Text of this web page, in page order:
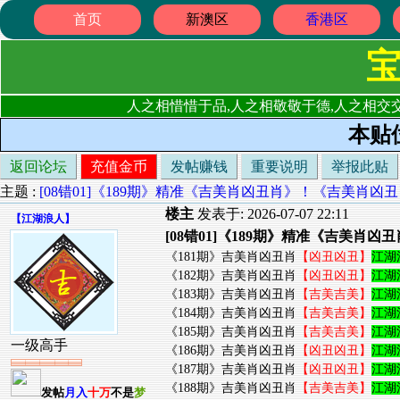
首页 新澳区 香港区
人之相惜惜于品,人之相敬敬于德,人之相
本贴
返回论坛 充值金币 发帖赚钱 重要说明
举报此贴
主题 : [08错01]《189期》精准《吉美肖凶丑肖》！《吉美肖凶
【江湖浪人】
一级高手
发帖月入十万不是梦
楼主 发表于: 2026-07-07 22:11
[08错01]《189期》精准《吉美肖凶
《181期》吉美肖凶丑肖 【凶丑凶丑】 江湖
《182期》吉美肖凶丑肖
【凶丑凶丑】 江湖
《183期》吉美肖凶丑肖
【吉美吉美】 江湖
《184期》吉美肖凶丑肖
【吉美吉美】 江湖
《185期》吉美肖凶丑肖
【吉美吉美】 江湖
《186期》吉美肖凶丑肖
【凶丑凶丑】 江湖
《187期》吉美肖凶丑肖
【凶丑凶丑】 江湖
《188期》吉美肖凶丑肖
【吉美吉美】 江湖